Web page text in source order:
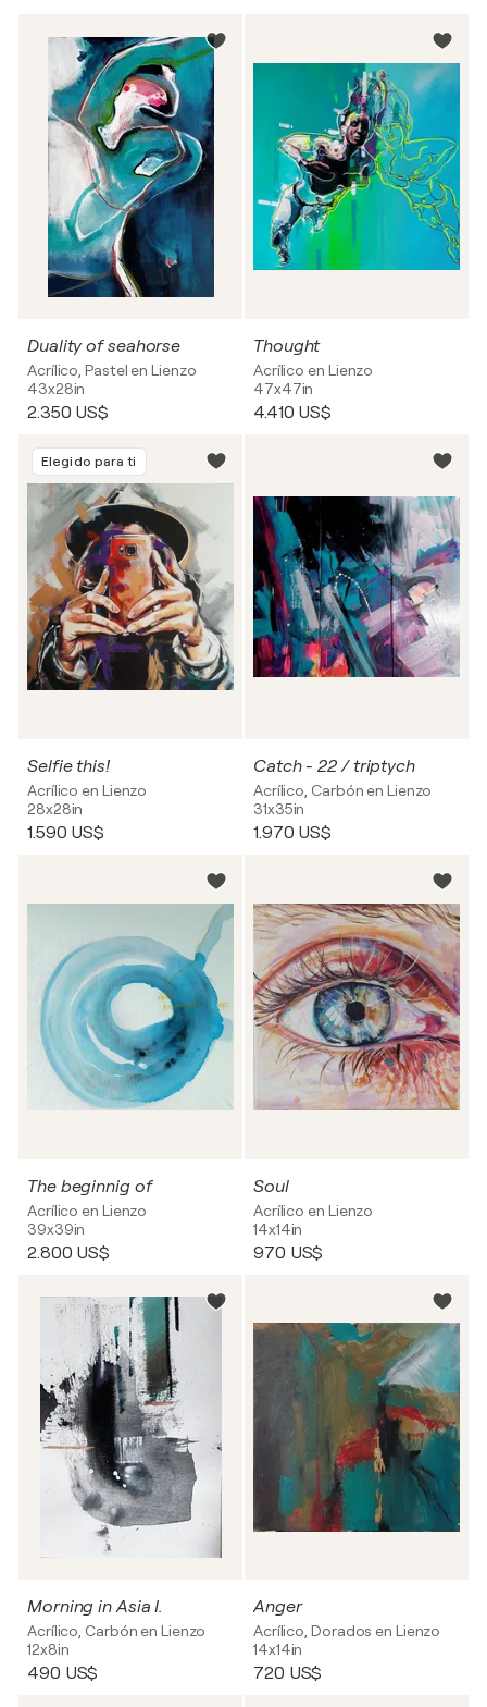
Duality of seahorse
Acrílico, Pastel en Lienzo
43x28in
2.350 US$
Thought
Acrílico en Lienzo
47x47in
4.410 US$
Elegido para ti
Selfie this!
Acrílico en Lienzo
28x28in
1.590 US$
Catch - 22 / triptych
Acrílico, Carbón en Lienzo
31x35in
1.970 US$
The beginnig of
Acrílico en Lienzo
39x39in
2.800 US$
Soul
Acrílico en Lienzo
14x14in
970 US$
Morning in Asia I.
Acrílico, Carbón en Lienzo
12x8in
490 US$
Anger
Acrílico, Dorados en Lienzo
14x14in
720 US$